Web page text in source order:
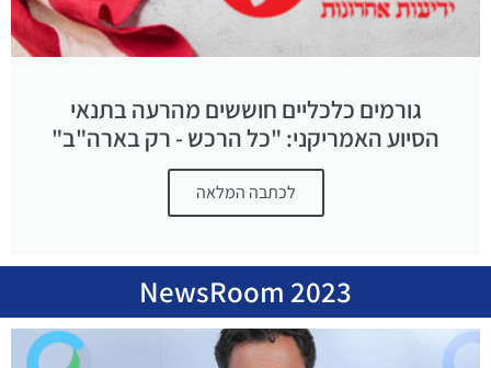
גורמים כלכליים חוששים מהרעה בתנאי
הסיוע האמריקני: "כל הרכש - רק בארה"ב"
לכתבה המלאה
NewsRoom 2023